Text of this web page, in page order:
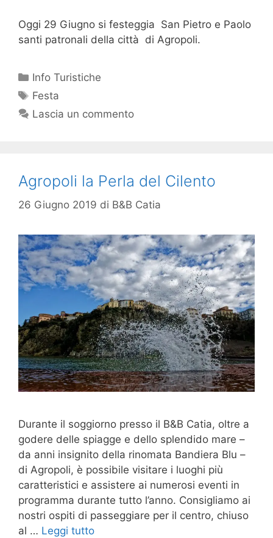
Oggi 29 Giugno si festeggia San Pietro e Paolo
santi patronali della città di Agropoli.
Info Turistiche
Festa
Lascia un commento
Agropoli la Perla del Cilento
26 Giugno 2019 di B&B Catia
Durante il soggiorno presso il B&B Catia, oltre a
godere delle spiagge e dello splendido mare –
da anni insignito della rinomata Bandiera Blu –
di Agropoli, è possibile visitare i luoghi più
caratteristici e assistere ai numerosi eventi in
programma durante tutto l’anno. Consigliamo ai
nostri ospiti di passeggiare per il centro, chiuso
al … Leggi tutto